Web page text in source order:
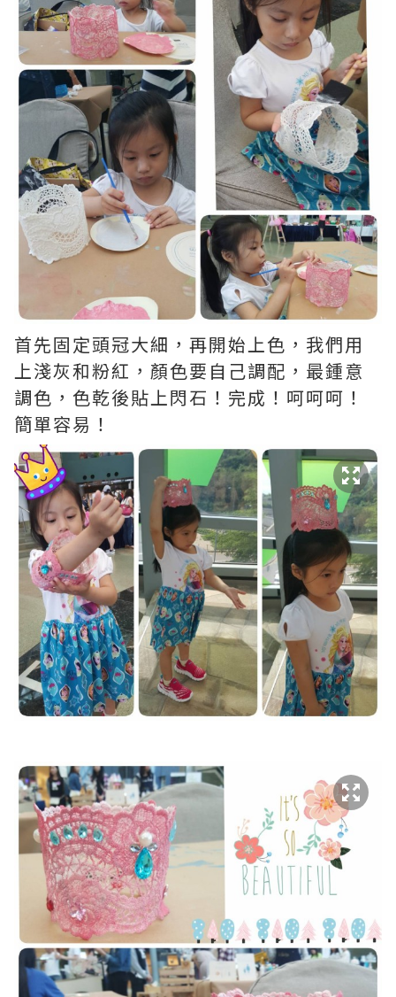
首先固定頭冠大細，再開始上色，我們用
上淺灰和粉紅，顏色要自己調配，最鍾意
調色，色乾後貼上閃石！完成！呵呵呵！
簡單容易！